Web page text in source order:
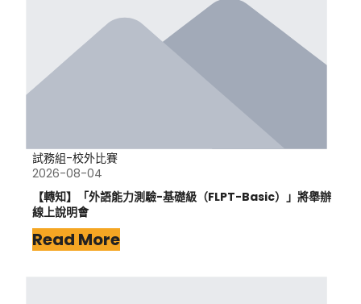
試務組-校外比賽
2026-08-04
【轉知】「外語能力測驗-基礎級（FLPT-Basic）」將舉辦
線上說明會
Read More